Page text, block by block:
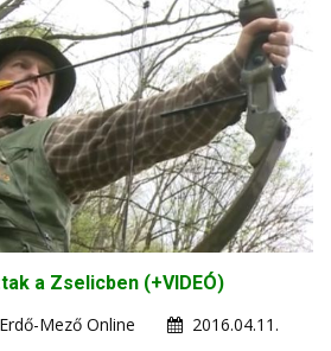
a Zselicben (+VIDEÓ)
Mező Online
2016.04.11.